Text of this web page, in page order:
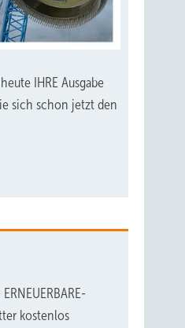
IHRE Ausgabe
sich schon jetzt den
kostenlos